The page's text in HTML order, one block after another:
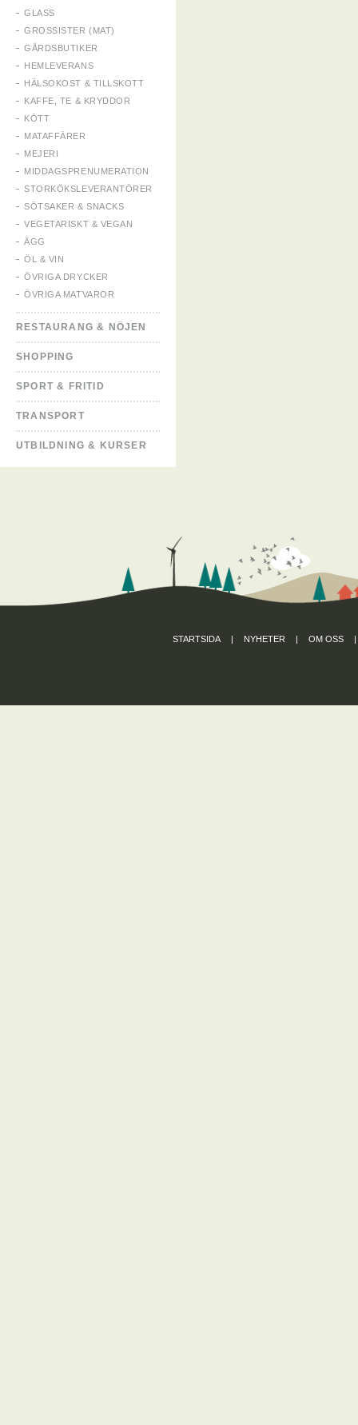
GLASS
GROSSISTER (MAT)
GÅRDSBUTIKER
HEMLEVERANS
HÄLSOKOST & TILLSKOTT
KAFFE, TE & KRYDDOR
KÖTT
MATAFFÄRER
MEJERI
MIDDAGSPRENUMERATION
STORKÖKSLEVERANTÖRER
SÖTSAKER & SNACKS
VEGETARISKT & VEGAN
ÄGG
ÖL & VIN
ÖVRIGA DRYCKER
ÖVRIGA MATVAROR
RESTAURANG & NÖJEN
SHOPPING
SPORT & FRITID
TRANSPORT
UTBILDNING & KURSER
STARTSIDA | NYHETER | OM OSS |